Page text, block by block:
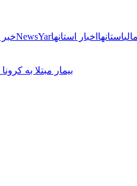
خبرNewsYar استانها اخبار استانها
۲ بیمار مبتلا به